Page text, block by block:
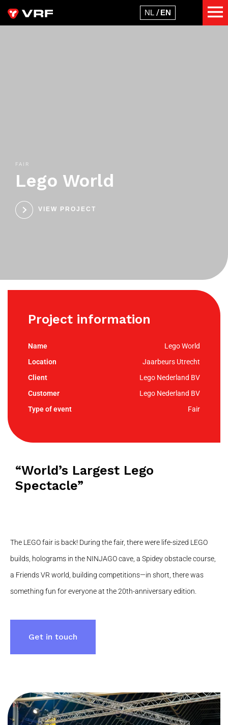
FAIR
Lego World
VIEW PROJECT
Project information
Lego World
Jaarbeurs Utrecht
Lego Nederland BV
Lego Nederland BV
Fair
“World’s Largest Lego
Spectacle”
The LEGO fair is back! During the fair, there were life-sized LEGO
builds, holograms in the NINJAGO cave, a Spidey obstacle course,
a Friends VR world, building competitions—in short, there was
something fun for everyone at the 20th-anniversary edition.
Get in touch